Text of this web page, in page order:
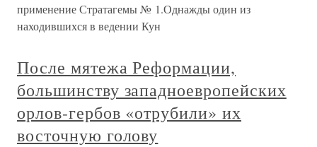
применение Стратагемы № 1.Однажды один из
находившихся в ведении Кун
После мятежа Реформации,
большинству западноевропейских
орлов-гербов «отрубили» их
восточную голову